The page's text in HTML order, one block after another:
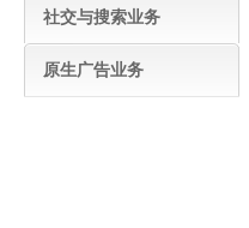
社交与搜索业务
原生广告业务